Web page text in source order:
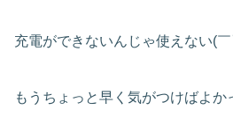
充電ができないんじゃ使えない(
もうちょっと早く気がつけばよか